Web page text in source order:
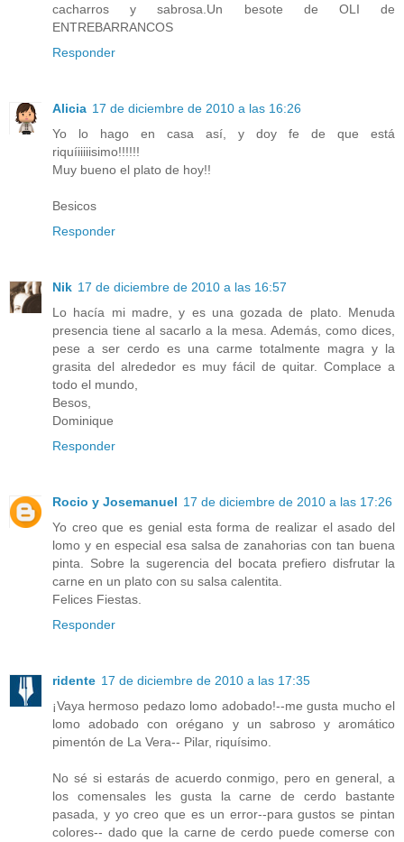
cacharros y sabrosa.Un besote de OLI de
ENTREBARRANCOS
Responder
Alicia 17 de diciembre de 2010 a las 16:26
Yo lo hago en casa así, y doy fe de que está
riquíiiiiisimo!!!!!!
Muy bueno el plato de hoy!!
Besicos
Responder
Nik 17 de diciembre de 2010 a las 16:57
Lo hacía mi madre, y es una gozada de plato. Menuda
presencia tiene al sacarlo a la mesa. Además, como dices,
pese a ser cerdo es una carme totalmente magra y la
grasita del alrededor es muy fácil de quitar. Complace a
todo el mundo,
Besos,
Dominique
Responder
Rocio y Josemanuel 17 de diciembre de 2010 a las 17:26
Yo creo que es genial esta forma de realizar el asado del
lomo y en especial esa salsa de zanahorias con tan buena
pinta. Sobre la sugerencia del bocata prefiero disfrutar la
carne en un plato con su salsa calentita.
Felices Fiestas.
Responder
ridente 17 de diciembre de 2010 a las 17:35
¡Vaya hermoso pedazo lomo adobado!--me gusta mucho el
lomo adobado con orégano y un sabroso y aromático
pimentón de La Vera-- Pilar, riquísimo.
No sé si estarás de acuerdo conmigo, pero en general, a
los comensales les gusta la carne de cerdo bastante
pasada, y yo creo que es un error--para gustos se pintan
colores-- dado que la carne de cerdo puede comerse con